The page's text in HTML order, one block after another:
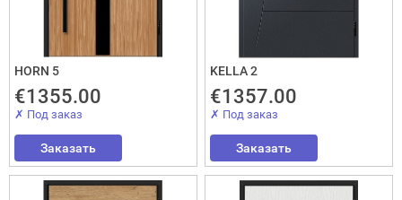
HORN 5
€1355.00
✗ Под заказ
Заказать
KELLA 2
€1357.00
✗ Под заказ
Заказать
Отослать!